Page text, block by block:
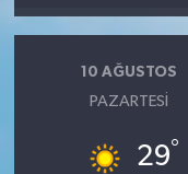
10 AĞUSTOS
PAZARTESI
29°